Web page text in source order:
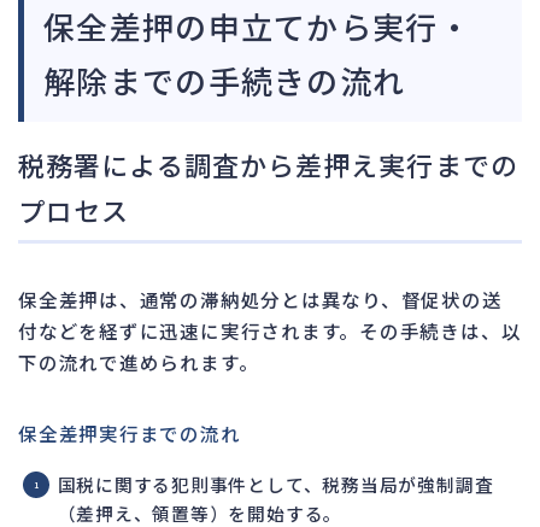
保全差押の申立てから実行・
解除までの手続きの流れ
税務署による調査から差押え実行までの
プロセス
保全差押は、通常の滞納処分とは異なり、督促状の送
付などを経ずに迅速に実行されます。その手続きは、以
下の流れで進められます。
保全差押実行までの流れ
国税に関する犯則事件として、税務当局が強制調査
（差押え、領置等）を開始する。